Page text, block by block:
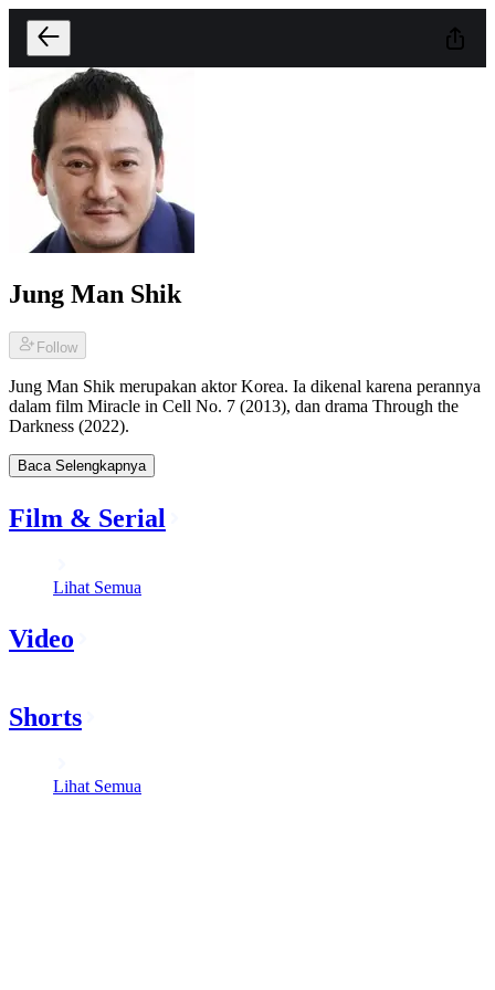
Jung Man Shik
Follow
Jung Man Shik merupakan aktor Korea. Ia dikenal karena perannya
dalam film Miracle in Cell No. 7 (2013), dan drama Through the
Darkness (2022).
Baca Selengkapnya
Film & Serial
Lihat Semua
Video
Shorts
Lihat Semua